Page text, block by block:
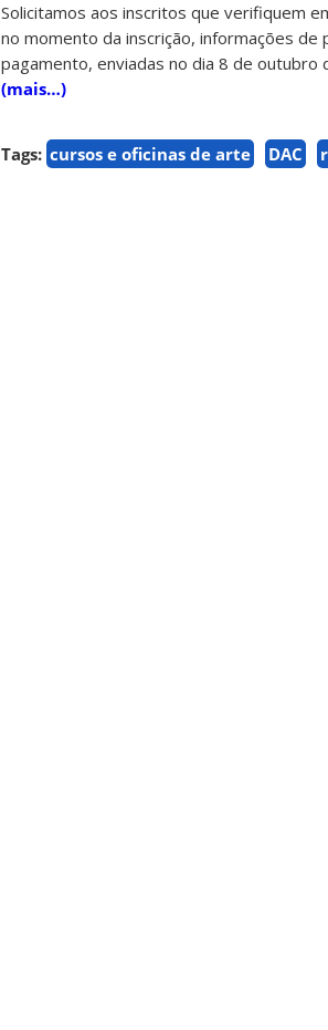
Solicitamos aos inscritos que verifiquem
no momento da inscrição, informações de
pagamento, enviadas no dia 8 de outubro
(mais…)
Tags: cursos e oficinas de arte DAC